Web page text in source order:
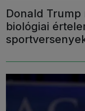
Donald
biológiai